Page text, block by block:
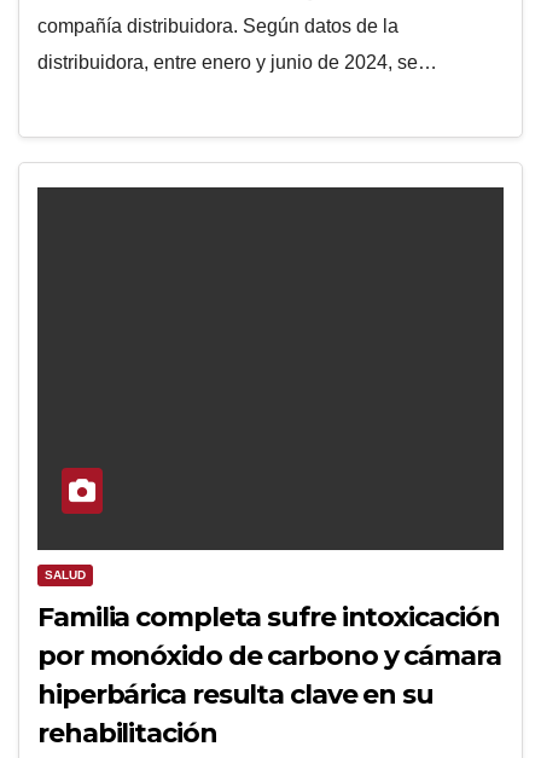
compañía distribuidora. Según datos de la
distribuidora, entre enero y junio de 2024, se…
SALUD
Familia completa sufre intoxicación
por monóxido de carbono y cámara
hiperbárica resulta clave en su
rehabilitación